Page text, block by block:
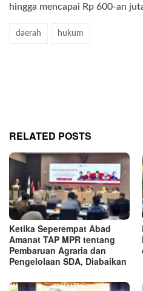
hingga mencapai Rp 600-an
daerah hukum
RELATED POSTS
Ketika Seperempat Abad
Amanat TAP MPR tentang
Pembaruan Agraria dan
Pengelolaan SDA, Diabaikan